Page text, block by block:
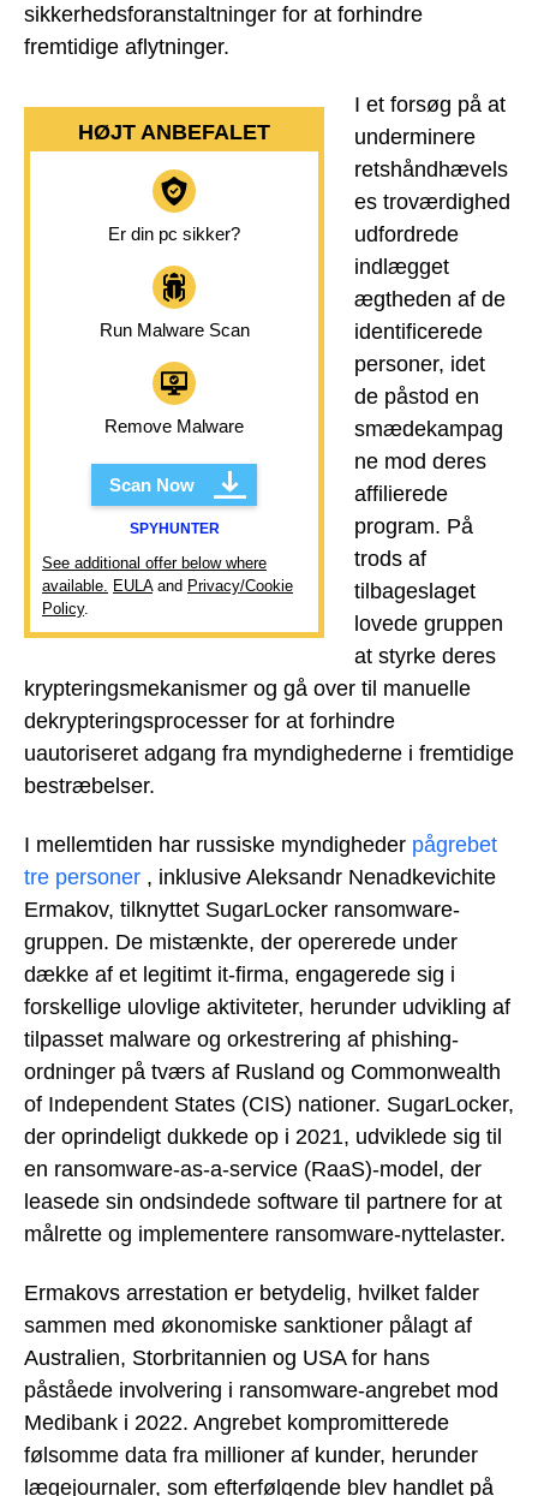
sikkerhedsforanstaltninger for at forhindre
fremtidige aflytninger.
HØJT ANBEFALET
Er din pc sikker?
Run Malware Scan
Remove Malware
Scan Now
SPYHUNTER
See additional offer below where
available. EULAand Privacy/Cookie
Policy.
I et forsøg på at
underminere
retshåndhævels
es troværdighed
udfordrede
indlægget
ægtheden af de
identificerede
personer, idet
de påstod en
smædekampag
ne mod deres
affilierede
program. På
trods af
tilbageslaget
lovede gruppen
at styrke deres
krypteringsmekanismer og gå over til manuelle
dekrypteringsprocesser for at forhindre
uautoriseret adgang fra myndighederne i fremtidige
bestræbelser.
I mellemtiden har russiske myndigheder pågrebet
tre personer , inklusive Aleksandr Nenadkevichite
Ermakov, tilknyttet SugarLocker ransomware-
gruppen. De mistænkte, der opererede under
dække af et legitimt it-firma, engagerede sig i
forskellige ulovlige aktiviteter, herunder udvikling af
tilpasset malware og orkestrering af phishing-
ordninger på tværs af Rusland og Commonwealth
of Independent States (CIS) nationer. SugarLocker,
der oprindeligt dukkede op i 2021, udviklede sig til
en ransomware-as-a-service (RaaS)-model, der
leasede sin ondsindede software til partnere for at
målrette og implementere ransomware-nyttelaster.
Ermakovs arrestation er betydelig, hvilket falder
sammen med økonomiske sanktioner pålagt af
Australien, Storbritannien og USA for hans
påståede involvering i ransomware-angrebet mod
Medibank i 2022. Angrebet kompromitterede
følsomme data fra millioner af kunder, herunder
lægejournaler, som efterfølgende blev handlet på